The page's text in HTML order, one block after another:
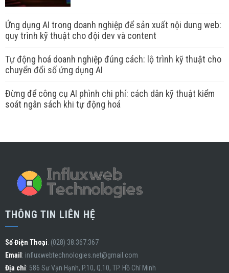
Ứng dụng AI trong doanh nghiệp để sản xuất nội dung web:
quy trình kỹ thuật cho đội dev và content
Tự động hoá doanh nghiệp đúng cách: lộ trình kỹ thuật cho
chuyển đổi số ứng dụng AI
Đừng để công cụ AI phình chi phí: cách dân kỹ thuật kiểm
soát ngân sách khi tự động hoá
THÔNG TIN LIÊN HỆ
Số Điện Thoại: (028) 38.367.367
Email : influxwebtechnologies.net@gmail.com
Địa chỉ: 586 Sư Vạn Hạnh, P.10, Q.10, TP. Hồ Chí Minh